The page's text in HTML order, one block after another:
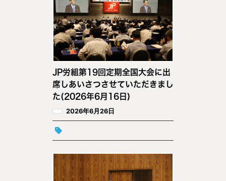
JP労組第19回定期全国大会に出
席しあいさつさせていただきまし
た(2026年6月16日)
2026年6月26日